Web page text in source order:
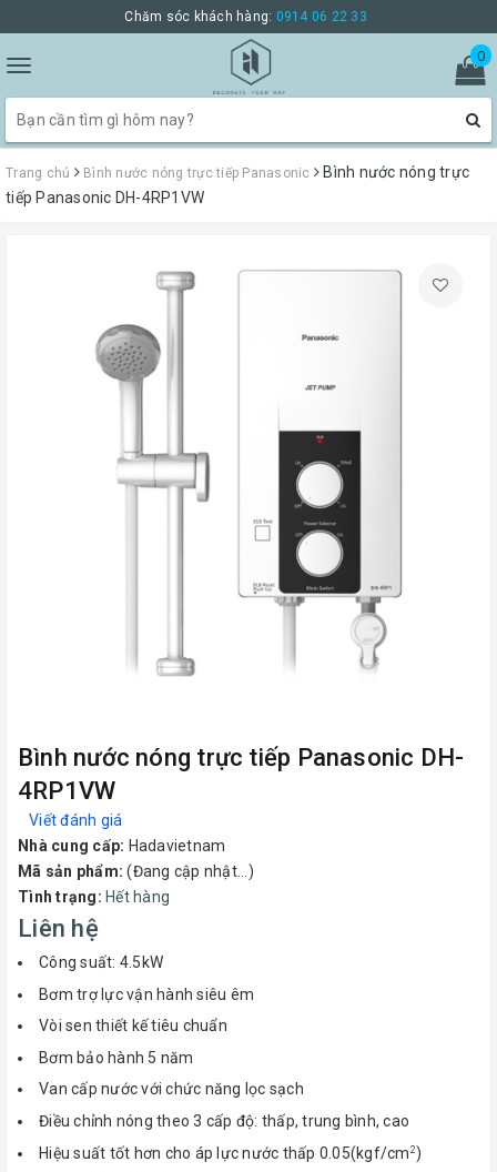
Chăm sóc khách hàng: 0914 06 22 33
Toggle
navigation
0
Trang chủ Bình nước nóng trực tiếp Panasonic
Bình nước nóng trực
tiếp Panasonic DH-4RP1VW
Bình nước nóng trực tiếp Panasonic DH-
4RP1VW
Viết đánh giá
Nhà cung cấp: Hadavietnam
Mã sản phẩm: (Đang cập nhật...)
Tình trạng: Hết hàng
Liên hệ
Công suất: 4.5kW
Bơm trợ lực vận hành siêu êm
Vòi sen thiết kế tiêu chuẩn
Bơm bảo hành 5 năm
Van cấp nước với chức năng lọc sạch
Điều chỉnh nóng theo 3 cấp độ: thấp, trung bình, cao
Hiệu suất tốt hơn cho áp lực nước thấp 0.05(kgf/cm 2)